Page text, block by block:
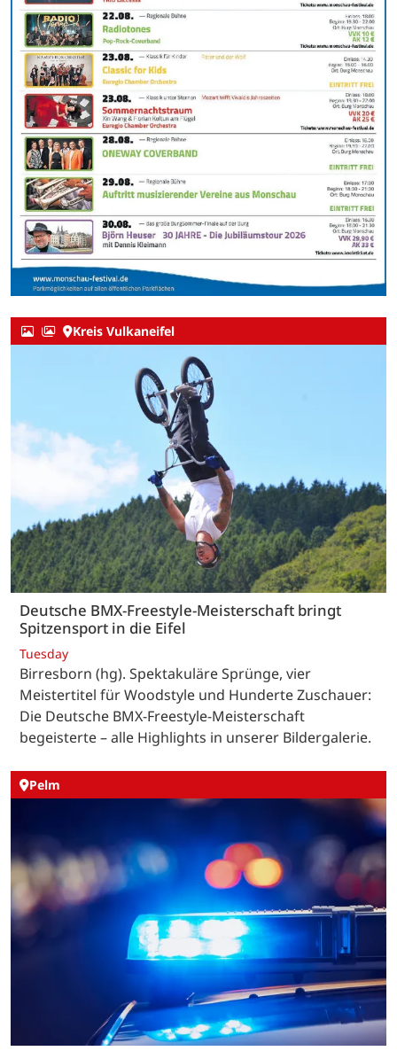
Kreis Vulkaneifel
Deutsche BMX-Freestyle-Meisterschaft bringt
Spitzensport in die Eifel
Tuesday
Birresborn (hg). Spektakuläre Sprünge, vier
Meistertitel für Woodstyle und Hunderte Zuschauer:
Die Deutsche BMX-Freestyle-Meisterschaft
begeisterte – alle Highlights in unserer Bildergalerie.
Pelm